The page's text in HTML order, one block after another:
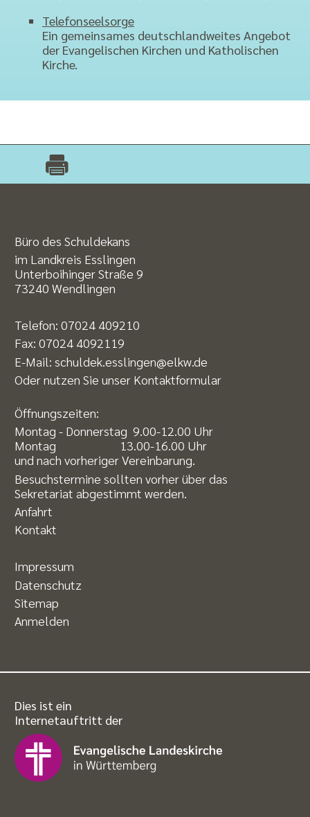
Telefonseelsorge
Ein gemeinsames deutschlandweites Angebot
der Evangelischen Kirchen und Katholischen
Kirche.
Büro des Schuldekans
im Landkreis Esslingen
Unterboihinger Straße 9
73240 Wendlingen
Telefon: 07024 409210
Fax: 07024 4092119
E-Mail: schuldek.esslingen@elkw.de
Oder nutzen Sie unser Kontaktformular
Öffnungszeiten:
Montag - Donnerstag 9.00-12.00 Uhr
Montag 13.00-16.00 Uhr
und nach vorheriger Vereinbarung.
Besuchstermine sollten vorher über das
Sekretariat abgestimmt werden.
Anfahrt
Kontakt
Impressum
Datenschutz
Sitemap
Anmelden
Dies ist ein
Internetauftritt der